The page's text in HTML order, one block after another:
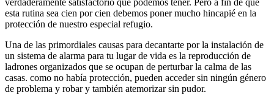
verdaderamente satisfactorio que podemos tener. Pero a fin de que
esta rutina sea cien por cien debemos poner mucho hincapié en la
protección de nuestro especial refugio.
Una de las primordiales causas para decantarte por la instalación de
un sistema de alarma para tu lugar de vida es la reproducción de
ladrones organizados que se ocupan de perturbar la calma de las
casas. como no había protección, pueden acceder sin ningún género
de problema y robar y también atemorizar sin pudor.